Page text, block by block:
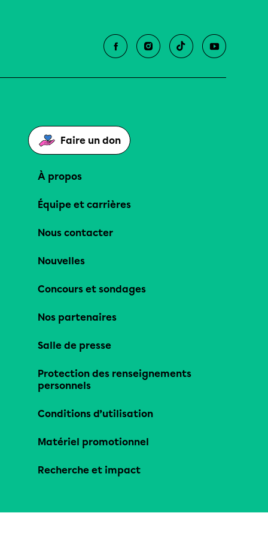
Faire un don
À propos
Équipe et carrières
Nous contacter
Nouvelles
Concours et sondages
Nos partenaires
Salle de presse
Protection des renseignements
personnels
Conditions d’utilisation
Matériel promotionnel
Recherche et impact